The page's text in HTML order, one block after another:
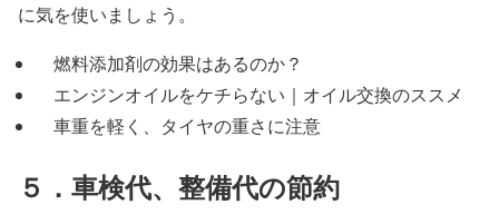
に気を使いましょう。
燃料添加剤の効果はあるのか？
エンジンオイルをケチらない｜オイル交換のススメ
車重を軽く、タイヤの重さに注意
５．車検代、整備代の節約